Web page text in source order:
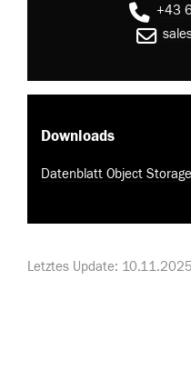
+43
Downloads
Datenblatt Object
Letztes Update: 10.11.2025